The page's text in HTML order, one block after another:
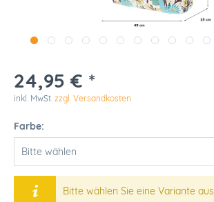
24,95 € *
inkl. MwSt. zzgl. Versandkosten
Farbe:
Bitte wählen Sie eine Variante aus